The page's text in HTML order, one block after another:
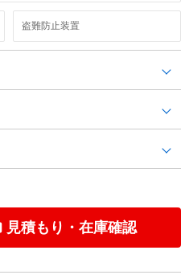
盗難防止装置
見積もり・在庫確認